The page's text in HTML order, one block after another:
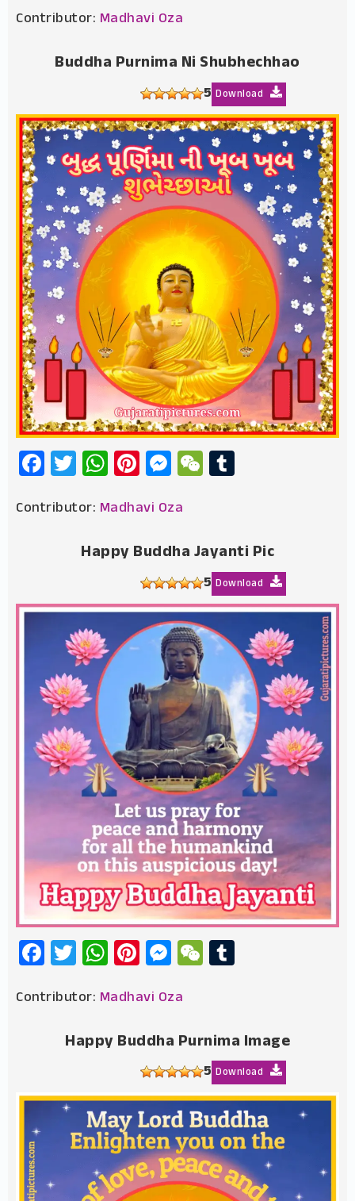
Contributor: Madhavi Oza
Buddha Purnima Ni Shubhechhao
5 Download
Facebook
Twitter
WhatsApp
Pinterest
Messenger
WeChat
Contributor: Madhavi Oza
Happy Buddha Jayanti Pic
5 Download
Facebook
Twitter
WhatsApp
Pinterest
Messenger
WeChat
Contributor: Madhavi Oza
Happy Buddha Purnima Image
5 Download